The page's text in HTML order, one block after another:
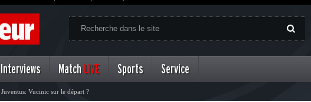
Interviews Match LIVE Sports Service
Juventus: Vucinic sur le départ ?